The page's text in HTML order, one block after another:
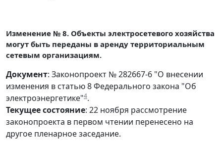
Изменение № 8. Объекты электросетевого хозяйства
могут быть переданы в аренду территориальным
сетевым организациям.
Документ: Законопроект № 282667-6 "О внесении
изменения в статью 8 Федерального закона "Об
электроэнергетике"4.
Текущее состояние: 22 ноября рассмотрение
законопроекта в первом чтении перенесено на
другое пленарное заседание.